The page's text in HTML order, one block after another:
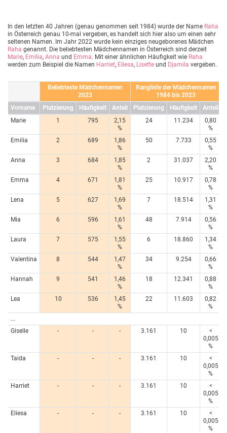
In den letzten 40 Jahren (genau genommen seit 1984) wurde der Name Raha
in Österreich genau 10-mal vergeben, es handelt sich hier also um einen sehr
seltenen Namen. Im Jahr 2022 wurde kein einziges neugeborenes Mädchen
Raha genannt. Die beliebtesten Mädchennamen in Österreich sind derzeit
Marie, Emilia, Anna und Emma. Mit einer ähnlichen Häufigkeit wie Raha
werden zum Beispiel die Namen Harriet, Eliesa, Lisette und Djamila vergeben.
Beliebteste Mädchennamen
2023
Rangliste der Mädchennamen
1984 bis 2023
Vorname
Platzierung Häufigkeit Anteil Platzierung Häufigkeit
Anteil
Marie
1 795
2,15
%
24 11.234
0,80
%
Emilia
2 689
1,86
%
50 7.733
0,55
%
Anna
3 684
1,85
%
2 31.037
2,20
%
Emma
4 671
1,81
%
25 10.917
0,78
%
Lena
5 627
1,69
%
7 18.514
1,31
%
Mia
6 596
1,61
%
48 7.914
0,56
%
Laura
7 575
1,55
%
6 18.860
1,34
%
Valentina
8 544
1,47
%
34 9.254
0,66
%
Hannah
9 541
1,46
%
18 12.341
0,88
%
Lea
10 536
1,45
%
22 11.603
0,82
%
...
Giselle
- - - 3.161 10
<
0,005
%
Taida
- - - 3.161 10
<
0,005
%
Harriet
- - - 3.161 10
<
0,005
%
Eliesa
- - - 3.161 10
<
0,005
%